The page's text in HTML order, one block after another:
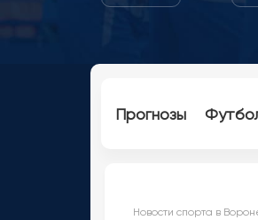
Прогнозы
Новости спорта в